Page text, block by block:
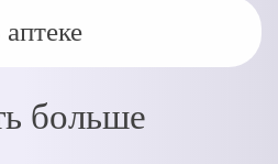
больше